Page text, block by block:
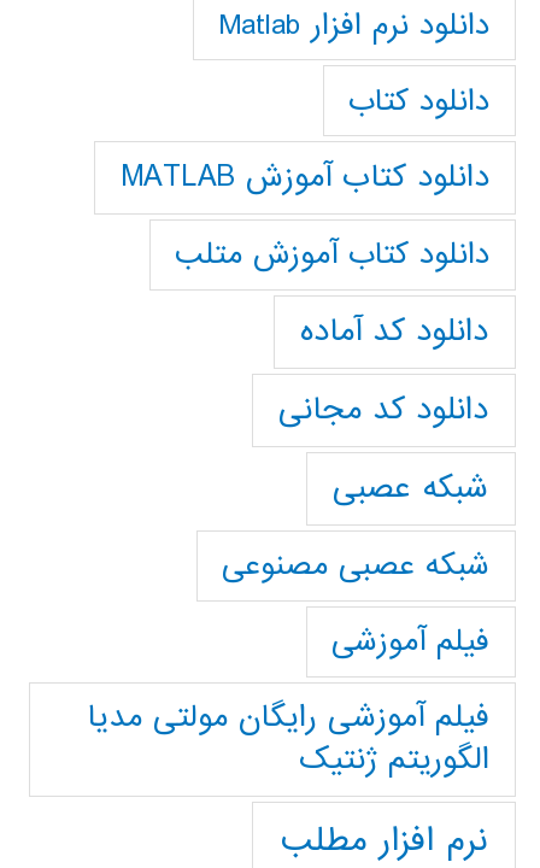
دانلود نرم افزار Matlab
دانلود کتاب
دانلود کتاب آموزش MATLAB
دانلود کتاب آموزش متلب
دانلود کد آماده
دانلود کد مجانی
شبکه عصبی
شبکه عصبی مصنوعی
فیلم آموزشی
فیلم آموزشی رایگان مولتی مدیا
الگوریتم ژنتیک
نرم افزار مطلب